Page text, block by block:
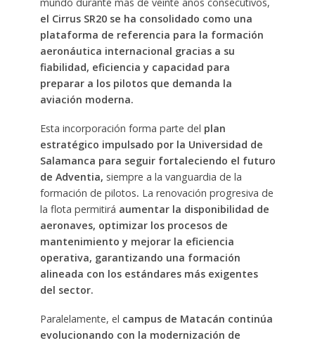
el Cirrus SR20 se ha consolidado como una
plataforma de referencia para la formación
aeronáutica internacional gracias a su
fiabilidad, eficiencia y capacidad para
preparar a los pilotos que demanda la
aviación moderna.
Esta incorporación forma parte del plan
estratégico impulsado por la Universidad de
Salamanca para seguir fortaleciendo el futuro
de Adventia, siempre a la vanguardia de la
formación de pilotos. La renovación progresiva de
la flota permitirá aumentar la disponibilidad de
aeronaves, optimizar los procesos de
mantenimiento y mejorar la eficiencia
operativa, garantizando una formación
alineada con los estándares más exigentes
del sector.
Paralelamente, el campus de Matacán continúa
evolucionando con la modernización de